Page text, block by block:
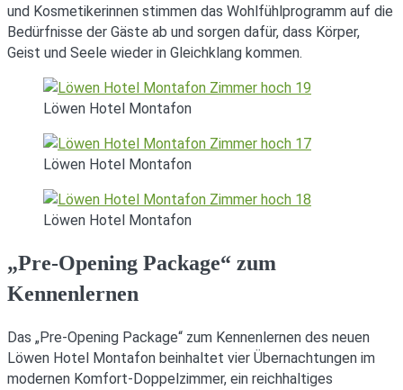
und Kosmetikerinnen stimmen das Wohlfühlprogramm auf die
Bedürfnisse der Gäste ab und sorgen dafür, dass Körper,
Geist und Seele wieder in Gleichklang kommen.
Löwen Hotel Montafon
Löwen Hotel Montafon
Löwen Hotel Montafon
„Pre-Opening Package“ zum
Kennenlernen
Das „Pre-Opening Package“ zum Kennenlernen des neuen
Löwen Hotel Montafon beinhaltet vier Übernachtungen im
modernen Komfort-Doppelzimmer, ein reichhaltiges